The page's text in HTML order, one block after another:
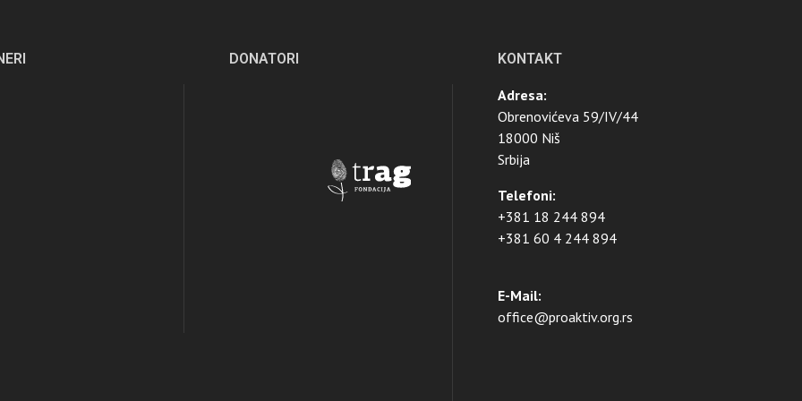
DONATORI KONTAKT
Adresa:
Obrenovićeva 59/IV/44
18000 Niš
Srbija
Telefoni:
+381 18 244 894
+381 60 4 244 894
E-Mail:
office@proaktiv.org.rs